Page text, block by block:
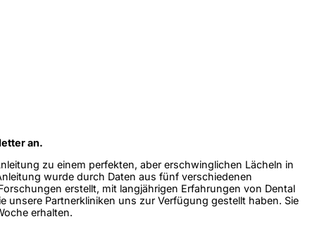
an.
zu einem perfekten, aber erschwinglichen Lächeln in
wurde durch Daten aus fünf verschiedenen
erstellt, mit langjährigen Erfahrungen von Dental
unsere Partnerkliniken uns zur Verfügung gestellt haben. Sie
erhalten.